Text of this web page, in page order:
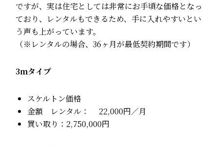
ですが、実は住宅としては非常にお手頃な価格となっ
ており、レンタルもできるため、手に入れやすいとい
う声も上がっています。
（※レンタルの場合、36ヶ月が最低契約期間です）
3ｍタイプ
スケルトン価格
金額 レンタル： 22,000円／月
買い取り：2,750,000円